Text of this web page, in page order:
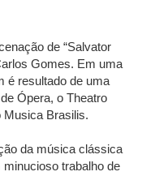
de “Salvator
Gomes. Em uma
é resultado de uma
Ópera, o Theatro
Musica Brasilis.
da música clássica
trabalho de